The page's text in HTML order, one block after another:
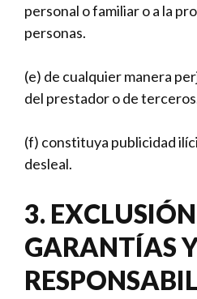
personal o familiar o a la
personas.
(e) de cualquier manera
del prestador o de
(f) constituya publicidad
desleal.
3.
GARANTÍAS